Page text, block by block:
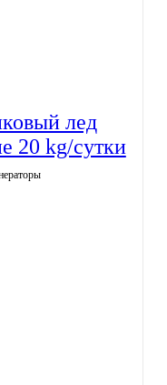
лед
20 kg/сутки